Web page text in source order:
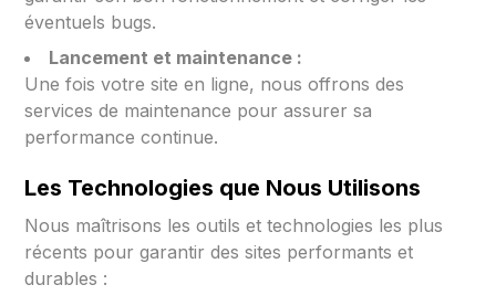
éventuels bugs.
Lancement et maintenance :
Une fois votre site en ligne, nous offrons des
services de maintenance pour assurer sa
performance continue.
Les Technologies que Nous Utilisons
Nous maîtrisons les outils et technologies les plus
récents pour garantir des sites performants et
durables :